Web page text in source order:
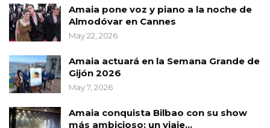
Amaia pone voz y piano a la noche de
Almodóvar en Cannes
May 22, 2026
Amaia actuará en la Semana Grande de
Gijón 2026
May 7, 2026
Amaia conquista Bilbao con su show
más ambicioso: un viaje…